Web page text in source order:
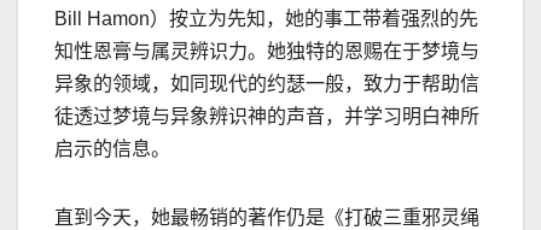
Bill Hamon）按立为先知，她的事工带着强烈的先
知性恩膏与属灵辨识力。她独特的恩赐在于梦境与
异象的领域，如同现代的约瑟一般，致力于帮助信
徒透过梦境与异象辨识神的声音，并学习明白神所
启示的信息。
直到今天，她最畅销的著作仍是《打破三重邪灵绳